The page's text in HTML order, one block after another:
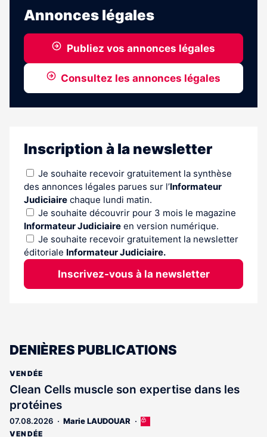
Annonces légales
Publiez vos annonces légales
Consultez les annonces légales
Inscription à la newsletter
Je souhaite recevoir gratuitement la synthèse
des annonces légales parues sur l’Informateur
Judiciaire chaque lundi matin.
Je souhaite découvrir pour 3 mois le magazine
Informateur Judiciaire en version numérique.
Je souhaite recevoir gratuitement la newsletter
éditoriale Informateur Judiciaire.
Inscrivez-vous à la newsletter
DENIÈRES PUBLICATIONS
VENDÉE
Clean Cells muscle son expertise dans les
protéines
07.08.2026 Marie LAUDOUAR
Cet
VENDÉE